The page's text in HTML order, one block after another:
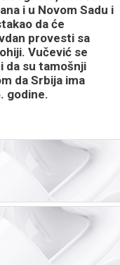
i u Novom Sadu i
da će
provesti sa
Vučević se
da su tamošnji
da Srbija ima
godine.